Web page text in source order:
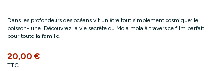
Dans les profondeurs des océans vit un être tout simplement cosmique: le
poisson-lune. Découvrez la vie secrète du Mola mola à travers ce film parfait
pour toute la famille.
20,00 €
TTC